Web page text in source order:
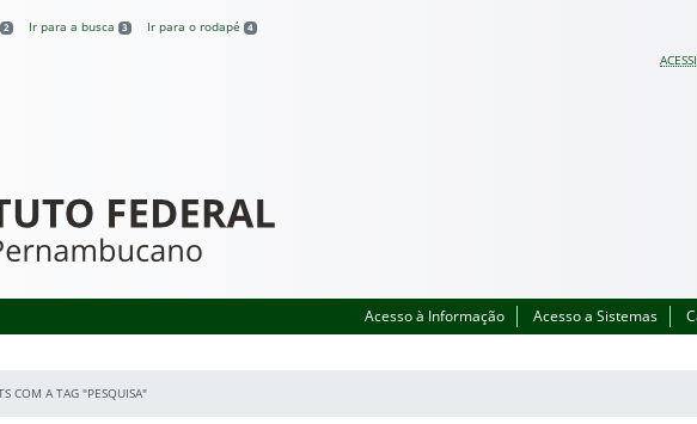
2 Ir para a busca 3 Ir para o rodapé 4
Acesso à Informação Acesso a Sistemas
COM A TAG "PESQUISA"